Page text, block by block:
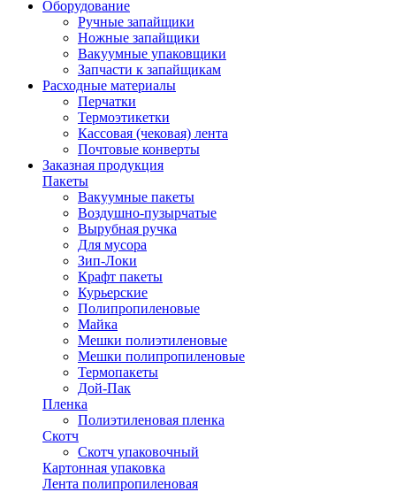
Оборудование
Ручные запайщики
Ножные запайщики
Вакуумные упаковщики
Запчасти к запайщикам
Расходные материалы
Перчатки
Термоэтикетки
Кассовая (чековая) лента
Почтовые конверты
Заказная продукция
Пакеты
Вакуумные пакеты
Воздушно-пузырчатые
Вырубная ручка
Для мусора
Зип-Локи
Крафт пакеты
Курьерские
Полипропиленовые
Майка
Мешки полиэтиленовые
Мешки полипропиленовые
Термопакеты
Дой-Пак
Пленка
Полиэтиленовая пленка
Скотч
Скотч упаковочный
Картонная упаковка
Лента полипропиленовая